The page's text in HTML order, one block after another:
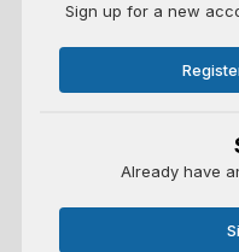
Sign up for a new
Already have